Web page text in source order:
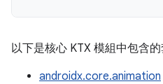
以下是核心 KTX 模組中包含的
androidx.core.animation